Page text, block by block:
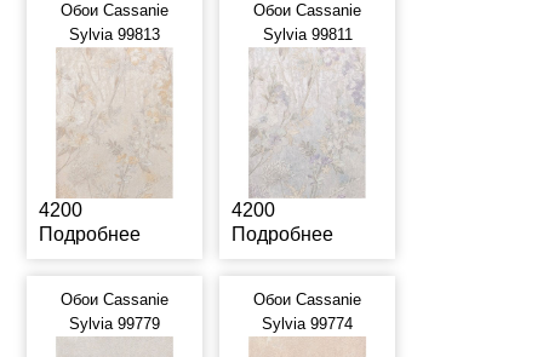
Обои Cassanie
Sylvia 99813
4200
Подробнее
Обои Cassanie
Sylvia 99811
4200
Подробнее
Обои Cassanie
Sylvia 99779
Обои Cassanie
Sylvia 99774